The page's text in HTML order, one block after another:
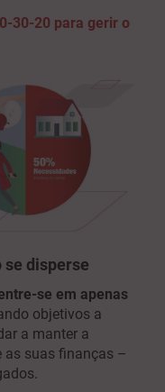
30-20 para gerir o
se disperse
se em apenas
objetivos a
a manter a
as suas finanças –